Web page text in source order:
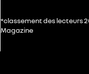
*classement des lecteurs
Magazine